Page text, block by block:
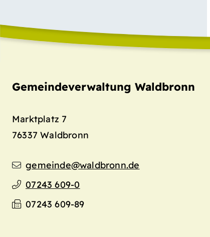
Gemeindeverwaltung Waldbronn
Marktplatz 7
76337 Waldbronn
gemeinde@waldbronn.de
07243 609-0
07243 609-89